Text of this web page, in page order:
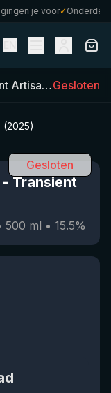
je voor✓Onderdeel
Ales (500
Gesloten
(2025)
Gesloten
- Transient
500 ml • 15.5%